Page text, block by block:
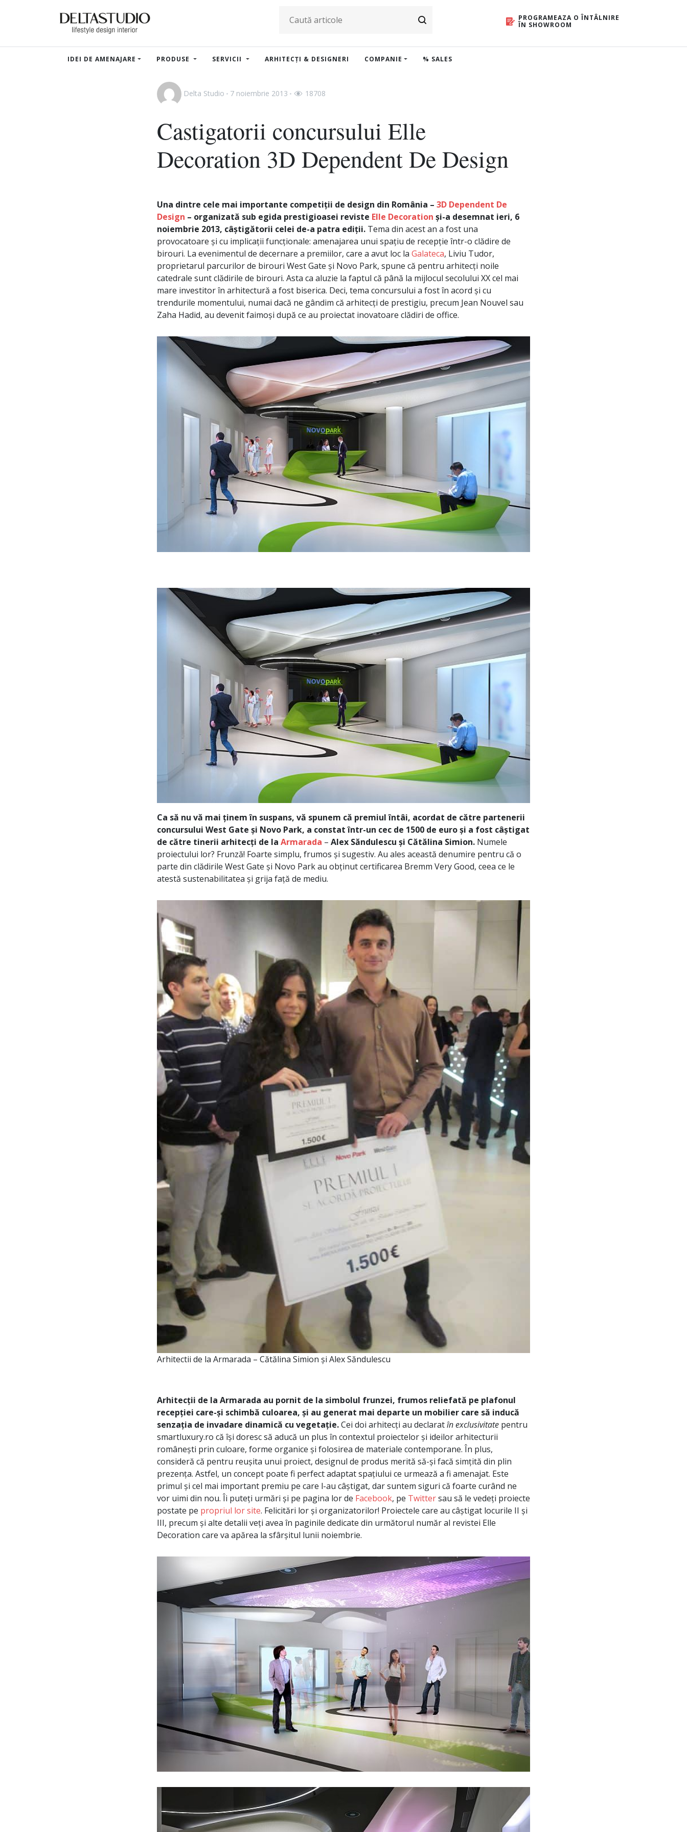
PROGRAMEAZA O ÎNTÂLNIRE
ÎN SHOWROOM
IDEI DE AMENAJARE PRODUSE SERVICII ARHITECȚI & DESIGNERI COMPANIE % SALES
Delta Studio 7 noiembrie 2013 18708
Castigatorii concursului Elle
Decoration 3D Dependent De Design
Una dintre cele mai importante competiții de design din România – 3D Dependent De
Design – organizată sub egida prestigioasei reviste Elle Decoration și-a desemnat ieri, 6
noiembrie 2013, câștigătorii celei de-a patra ediții. Tema din acest an a fost una
provocatoare și cu implicații funcționale: amenajarea unui spațiu de recepție într-o clădire de
birouri. La evenimentul de decernare a premiilor, care a avut loc la Galateca, Liviu Tudor,
proprietarul parcurilor de birouri West Gate și Novo Park, spune că pentru arhitecți noile
catedrale sunt clădirile de birouri. Asta ca aluzie la faptul că până la mijlocul secolului XX cel mai
mare investitor în arhitectură a fost biserica. Deci, tema concursului a fost în acord și cu
trendurile momentului, numai dacă ne gândim că arhitecți de prestigiu, precum Jean Nouvel sau
Zaha Hadid, au devenit faimoși după ce au proiectat inovatoare clădiri de office.
Ca să nu vă mai ținem în suspans, vă spunem că premiul întâi, acordat de către partenerii
concursului West Gate și Novo Park, a constat într-un cec de 1500 de euro și a fost câștigat
de către tinerii arhitecți de la Armarada – Alex Săndulescu și Cătălina Simion. Numele
proiectului lor? Frunză! Foarte simplu, frumos și sugestiv. Au ales această denumire pentru că o
parte din clădirile West Gate și Novo Park au obținut certificarea Bremm Very Good, ceea ce le
atestă sustenabilitatea și grija față de mediu.
Arhitectii de la Armarada – Cătălina Simion și Alex Săndulescu
Arhitecții de la Armarada au pornit de la simbolul frunzei, frumos reliefată pe plafonul
recepției care-și schimbă culoarea, și au generat mai departe un mobilier care să inducă
senzația de invadare dinamică cu vegetație.Cei doi arhitecți au declaratîn exclusivitate pentru
smartluxury.ro că își doresc să aducă un plus în contextul proiectelor și ideilor arhitecturii
românești prin culoare, forme organice și folosirea de materiale contemporane. În plus,
consideră că pentru reușita unui proiect, designul de produs merită să-și facă simțită din plin
prezența. Astfel, un concept poate fi perfect adaptat spațiului ce urmează a fi amenajat. Este
primul și cel mai important premiu pe care l-au câștigat, dar suntem siguri că foarte curând ne
vor uimi din nou. Îi puteți urmări și pe pagina lor de Facebook, pe Twittersau să le vedeți proiecte
postate pe propriul lor site. Felicitări lor și organizatorilor! Proiectele care au câștigat locurile II și
III, precum și alte detalii veți avea în paginile dedicate din următorul număr al revistei Elle
Decoration care va apărea la sfârșitul lunii noiembrie.